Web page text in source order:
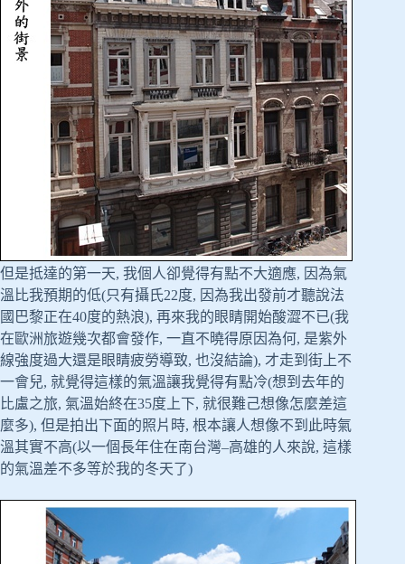
但是抵達的第一天, 我個人卻覺得有點不大適應, 因為氣
溫比我預期的低(只有攝氏22度, 因為我出發前才聽說法
國巴黎正在40度的熱浪), 再來我的眼睛開始酸澀不已(我
在歐洲旅遊幾次都會發作, 一直不曉得原因為何, 是紫外
線強度過大還是眼睛疲勞導致, 也沒結論), 才走到街上不
一會兒, 就覺得這樣的氣溫讓我覺得有點冷(想到去年的
比盧之旅, 氣溫始終在35度上下, 就很難己想像怎麼差這
麼多), 但是拍出下面的照片時, 根本讓人想像不到此時氣
溫其實不高(以一個長年住在南台灣–高雄的人來說, 這樣
的氣溫差不多等於我的冬天了)